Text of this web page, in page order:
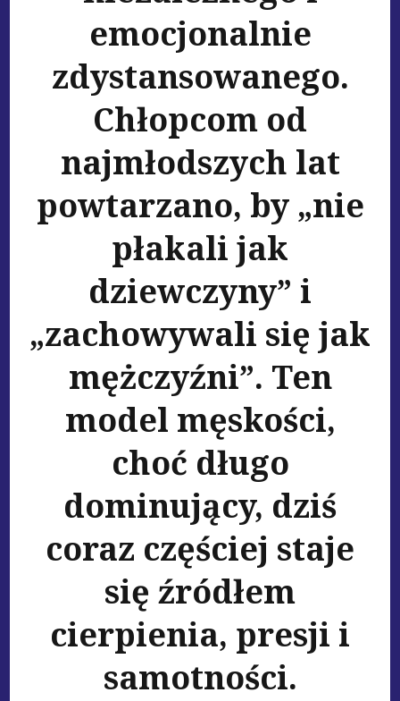
emocjonalnie
zdystansowanego.
Chłopcom od
najmłodszych lat
powtarzano, by „nie
płakali jak
dziewczyny” i
„zachowywali się jak
mężczyźni”. Ten
model męskości,
choć długo
dominujący, dziś
coraz częściej staje
się źródłem
cierpienia, presji i
samotności.